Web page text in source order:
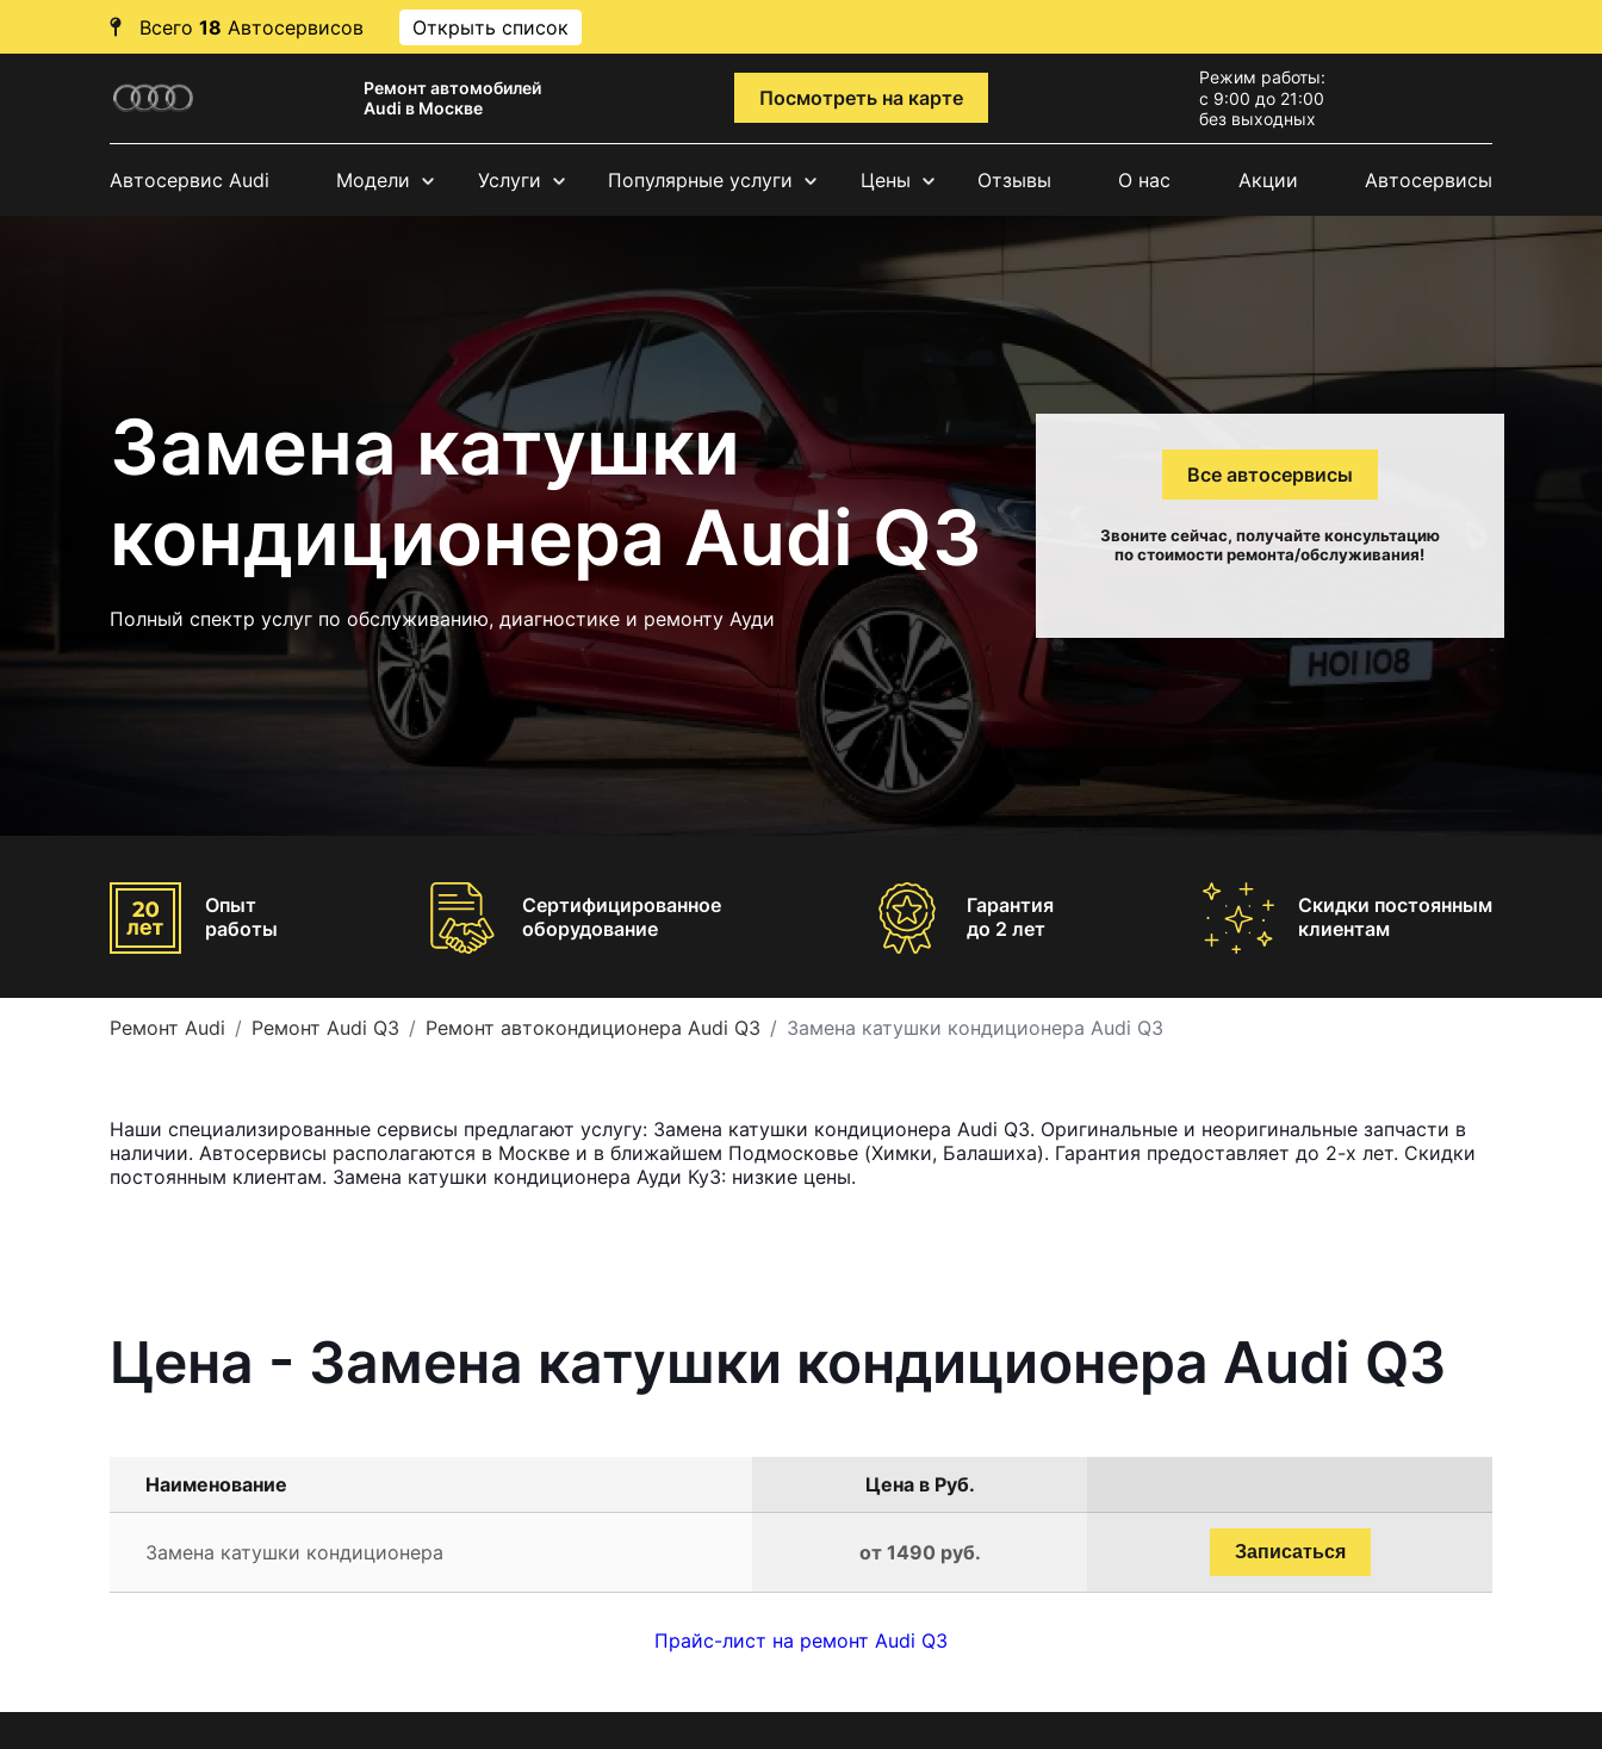
Всего 18 Автосервисов Открыть список
Ремонт автомобилей
Audi в Москве
Посмотреть на карте
Режим работы:
с 9:00 до 21:00
без выходных
Автосервис Audi Модели Услуги Популярные услуги Цены Отзывы О нас Акции Автосервисы
Замена катушки
кондиционера Audi Q3
Полный спектр услуг по обслуживанию, диагностике и ремонту Ауди
Все автосервисы
Звоните сейчас, получайте консультацию
по стоимости ремонта/обслуживания!
Опыт
работы
Сертифицированное
оборудование
Гарантия
до 2 лет
Скидки постоянным
клиентам
Ремонт Audi Ремонт Audi Q3 Ремонт автокондиционера Audi Q3 Замена катушки кондиционера Audi Q3
Наши специализированные сервисы предлагают услугу: Замена катушки кондиционера Audi Q3. Оригинальные и неоригинальные запчасти в
наличии. Автосервисы располагаются в Москве и в ближайшем Подмосковье (Химки, Балашиха). Гарантия предоставляет до 2-х лет. Скидки
постоянным клиентам. Замена катушки кондиционера Ауди Ку3: низкие цены.
Цена - Замена катушки кондиционера Audi Q3
Наименование Цена в Руб.
Замена катушки кондиционера от 1490 руб. Записаться
Прайс-лист на ремонт Audi Q3